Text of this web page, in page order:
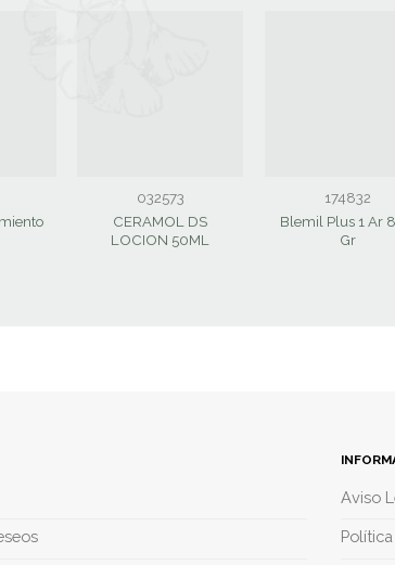
032573
CERAMOL DS
LOCION 50ML
174832
Blemil Plus 1 Ar
Gr
Aviso